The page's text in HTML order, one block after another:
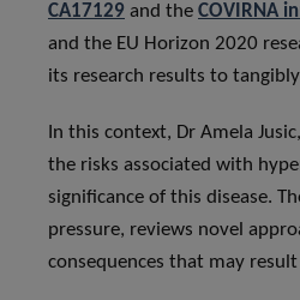
CA17129 and the COVIRNA
and the EU Horizon 2020
its research results to
In this context, Dr Amela
the risks associated with
significance of this disease.
pressure, reviews novel
consequences that may